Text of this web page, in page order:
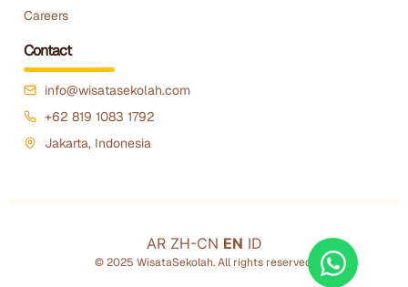
Careers
Contact
info@wisatasekolah.com
+62 819 1083 1792
Jakarta, Indonesia
© 2025 WisataSekolah. All rights reserved.
AR ZH-CN EN ID